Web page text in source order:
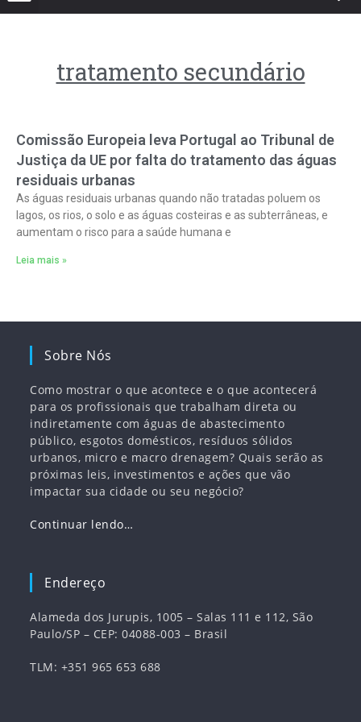
tratamento secundário
Comissão Europeia leva Portugal ao Tribunal de
Justiça da UE por falta do tratamento das águas
residuais urbanas
As águas residuais urbanas quando não tratadas poluem os
lagos, os rios, o solo e as águas costeiras e as subterrâneas, e
aumentam o risco para a saúde humana e
Leia mais »
Sobre Nós
Como mostrar o que acontece e o que acontecerá
para os profissionais que trabalham direta ou
indiretamente com águas de abastecimento
público, esgotos domésticos, resíduos sólidos
urbanos, micro e macro drenagem? Quais serão as
próximas leis, investimentos e ações que vão
impactar sua cidade ou seu negócio?
Continuar lendo…
Endereço
Alameda dos Jurupis, 1005 – Salas 111 e 112, São
Paulo/SP – CEP: 04088-003 – Brasil
TLM: +351 965 653 688